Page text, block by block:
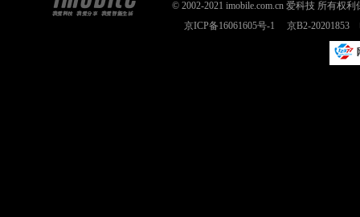
© 2002-2021 imobile.com.cn 爱科技 所有权
京ICP备16061605号-1
京B2-20201853